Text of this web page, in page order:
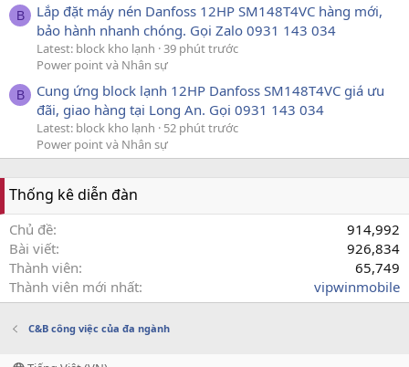
B
Lắp đặt máy nén Danfoss 12HP SM148T4VC hàng mới,
bảo hành nhanh chóng. Gọi Zalo 0931 143 034
Latest: block kho lạnh 39 phút trước
Power point và Nhân sự
B
Cung ứng block lạnh 12HP Danfoss SM148T4VC giá ưu
đãi, giao hàng tại Long An. Gọi 0931 143 034
Latest: block kho lạnh
52 phút trước
Power point và Nhân sự
Thống kê diễn đàn
Chủ đề
914,992
Bài viết
926,834
Thành viên
65,749
Thành viên mới nhất
vipwinmobile
C&B công việc của đa ngành